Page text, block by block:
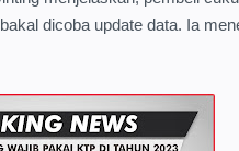
dicoba update data. Ia